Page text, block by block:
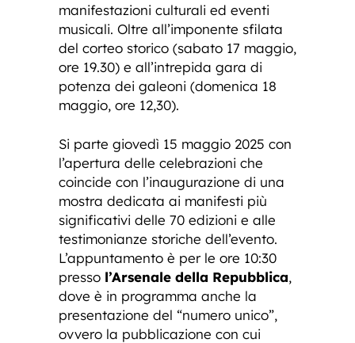
manifestazioni culturali ed eventi
musicali. Oltre all’imponente sfilata
del corteo storico (sabato 17 maggio,
ore 19.30) e all’intrepida gara di
potenza dei galeoni (domenica 18
maggio, ore 12,30).
Si parte giovedì 15 maggio 2025 con
l’apertura delle celebrazioni che
coincide con l’inaugurazione di una
mostra dedicata ai manifesti più
significativi delle 70 edizioni e alle
testimonianze storiche dell’evento.
L’appuntamento è per le ore 10:30
presso l’Arsenale della Repubblica,
dove è in programma anche la
presentazione del “numero unico”,
ovvero la pubblicazione con cui